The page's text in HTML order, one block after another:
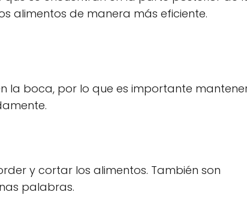
alimentos de manera más eficiente.
la boca, por lo que es importante
y cortar los alimentos. También son
palabras.